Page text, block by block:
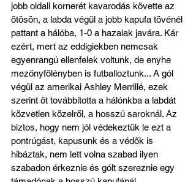
jobb oldali kornerét kavarodás követte az
ötösön, a labda végül a jobb kapufa tövénél
pattant a hálóba, 1-0 a hazaiak javára. Kár
ezért, mert az eddigiekben nemcsak
egyenrangú ellenfelek voltunk, de enyhe
mezőnyfölényben is futballoztunk... A gól
végül az amerikai Ashley Merrillé, ezek
szerint őt továbbította a hálónkba a labdát
közvetlen közelről, a hosszú saroknál. Az
biztos, hogy nem jól védekeztük le ezt a
pontrúgást, kapusunk és a védők is
hibáztak, nem lett volna szabad ilyen
szabadon érkeznie és gólt szereznie egy